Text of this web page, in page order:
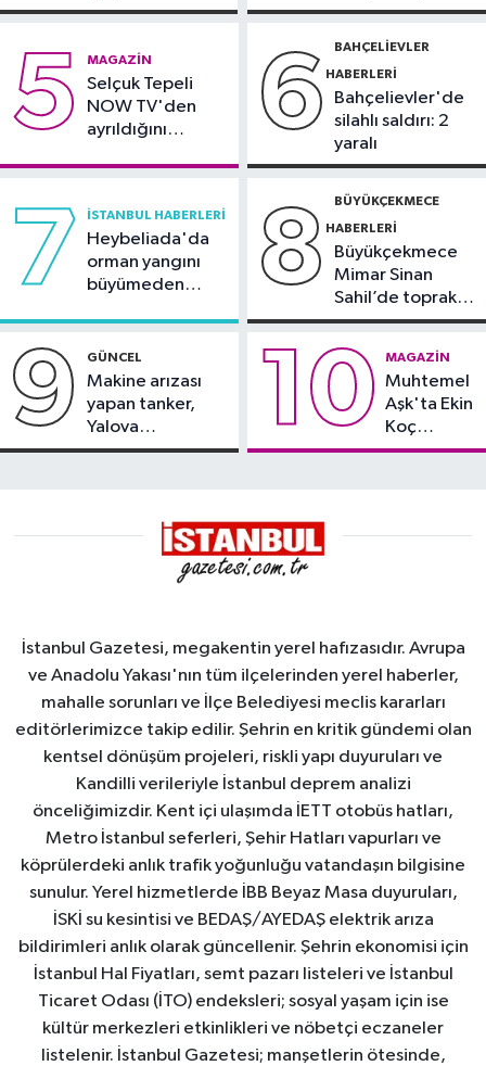
halindeki 3 araca çarptı: 2 yaralı
silahlı kavga
görüntülendi
5 MAGAZIN
Selçuk Tepeli
NOW TV'den
ayrıldığını
6 BAHÇELIEVLER
HABERLERI
Bahçelievler'de
silahlı saldırı: 2
yaralı
7 İSTANBUL HABERLERI
Heybeliada'da
orman yangını
büyümeden
8 BÜYÜKÇEKMECE
HABERLERI
Büyükçekmece
Mimar Sinan
Sahil’de toprak
kayması
9 GÜNCEL
Makine arızası
yapan tanker,
Yalova
Demirleme
10 MAGAZIN
Muhtemel
Aşk'ta Ekin
Koç
damgası
İstanbul Gazetesi, megakentin yerel hafızasıdır. Avrupa
ve Anadolu Yakası'nın tüm ilçelerinden yerel haberler,
mahalle sorunları ve İlçe Belediyesi meclis kararları
editörlerimizce takip edilir. Şehrin en kritik gündemi olan
kentsel dönüşüm projeleri, riskli yapı duyuruları ve
Kandilli verileriyle İstanbul deprem analizi
önceliğimizdir. Kent içi ulaşımda İETT otobüs hatları,
Metro İstanbul seferleri, Şehir Hatları vapurları ve
köprülerdeki anlık trafik yoğunluğu vatandaşın bilgisine
sunulur. Yerel hizmetlerde İBB Beyaz Masa duyuruları,
İSKİ su kesintisi ve BEDAŞ/AYEDAŞ elektrik arıza
bildirimleri anlık olarak güncellenir. Şehrin ekonomisi için
İstanbul Hal Fiyatları, semt pazarı listeleri ve İstanbul
Ticaret Odası (İTO) endeksleri; sosyal yaşam için ise
kültür merkezleri etkinlikleri ve nöbetçi eczaneler
listelenir. İstanbul Gazetesi; manşetlerin ötesinde,